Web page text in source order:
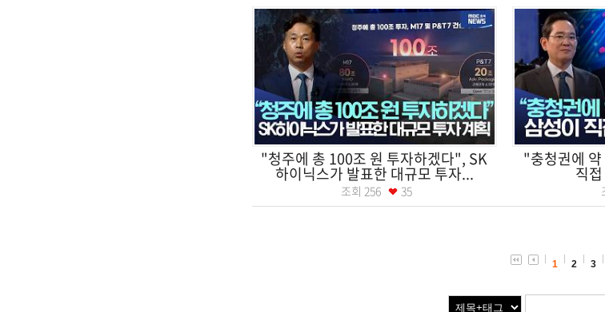
"청주에 총 100조 원 투자하겠다", SK
하이닉스가 발표한 대규모 투자...
조회 256 35
"충청권에
직
1 2 3